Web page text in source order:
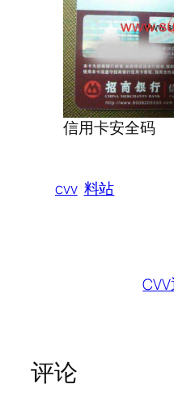
信用卡安全码
cvv 料站
评论